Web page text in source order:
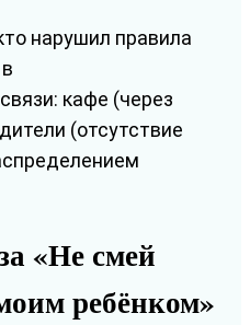
нарушил правила
кафе (через
(отсутствие
«Не смей
ребёнком»